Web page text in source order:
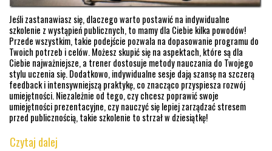
Jeśli zastanawiasz się, dlaczego warto postawić na indywidualne
szkolenie z wystąpień publicznych, to mamy dla Ciebie kilka powodów!
Przede wszystkim, takie podejście pozwala na dopasowanie programu do
Twoich potrzeb i celów. Możesz skupić się na aspektach, które są dla
Ciebie najważniejsze, a trener dostosuje metody nauczania do Twojego
stylu uczenia się. Dodatkowo, indywidualne sesje dają szansę na szczerą
feedback i intensywniejszą praktykę, co znacząco przyspiesza rozwój
umiejętności. Niezależnie od tego, czy chcesz poprawić swoje
umiejętności prezentacyjne, czy nauczyć się lepiej zarządzać stresem
przed publicznością, takie szkolenie to strzał w dziesiątkę!
Czytaj dalej